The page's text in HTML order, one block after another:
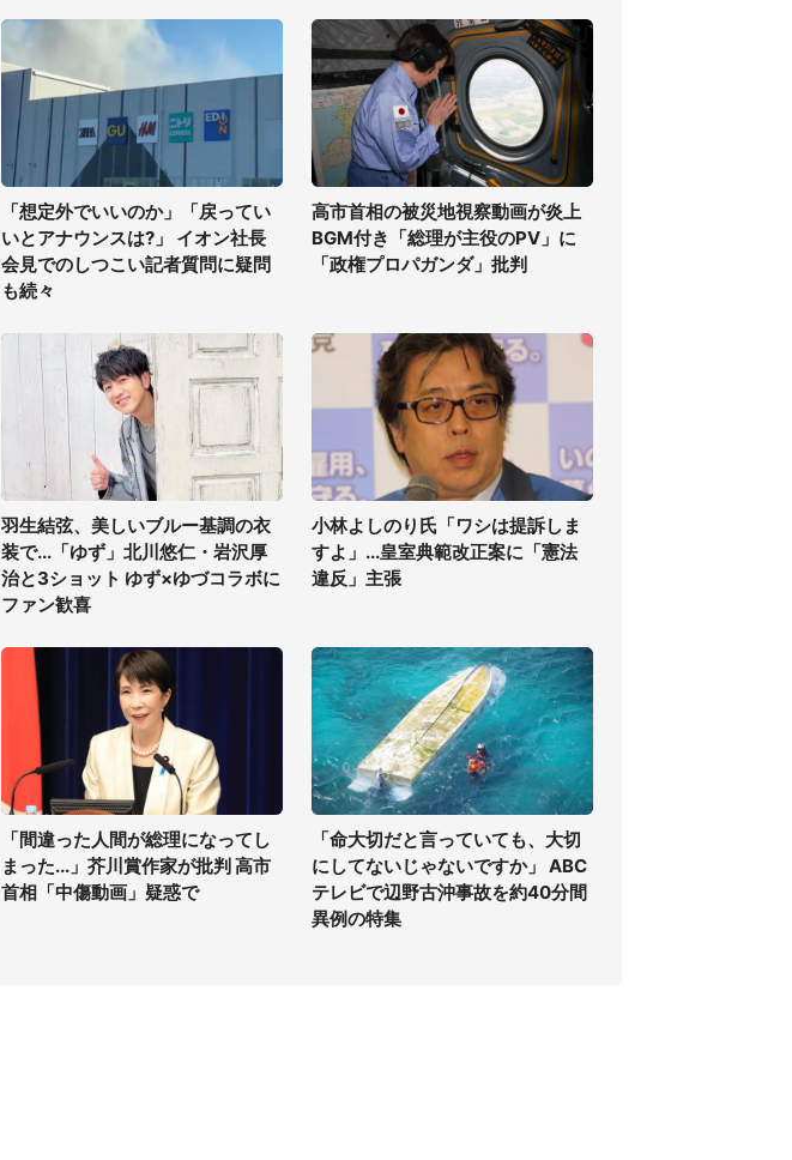
「想定外でいいのか」「戻ってい
いとアナウンスは?」 イオン社長
会見でのしつこい記者質問に疑問
も続々
高市首相の被災地視察動画が炎上
BGM付き「総理が主役のPV」に
「政権プロパガンダ」批判
羽生結弦、美しいブルー基調の衣
装で...「ゆず」北川悠仁・岩沢厚
治と3ショット ゆず×ゆづコラボに
ファン歓喜
小林よしのり氏「ワシは提訴しま
すよ」...皇室典範改正案に「憲法
違反」主張
「間違った人間が総理になってし
まった...」芥川賞作家が批判 高市
首相「中傷動画」疑惑で
「命大切だと言っていても、大切
にしてないじゃないですか」 ABC
テレビで辺野古沖事故を約40分間
異例の特集